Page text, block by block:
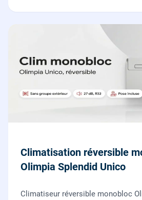
Climatisation réversible
Olimpia Splendid Unico
Climatiseur réversible monobloc